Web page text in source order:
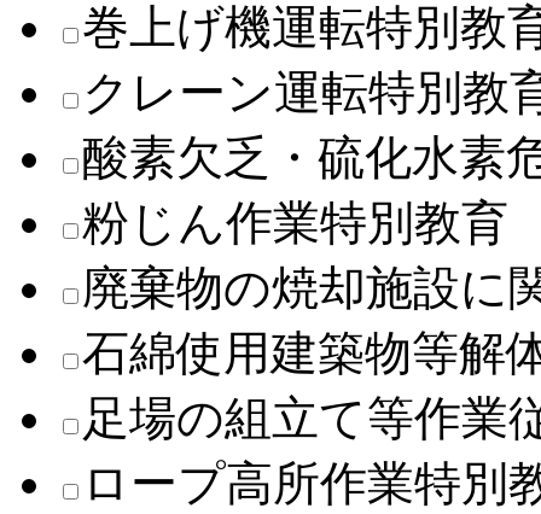
巻上げ機運転特別教
クレーン運転特別教
酸素欠乏・硫化水素
粉じん作業特別教育
廃棄物の焼却施設に
石綿使用建築物等解
足場の組立て等作業
ロープ高所作業特別